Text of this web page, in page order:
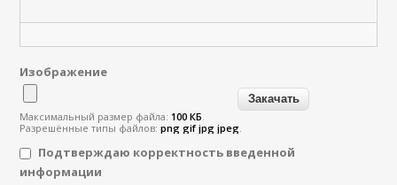
Изображение
Максимальный размер файла:100 КБ.
Разрешённые типы файлов:png gif jpg jpeg.
Подтверждаю корректность введенной
информации